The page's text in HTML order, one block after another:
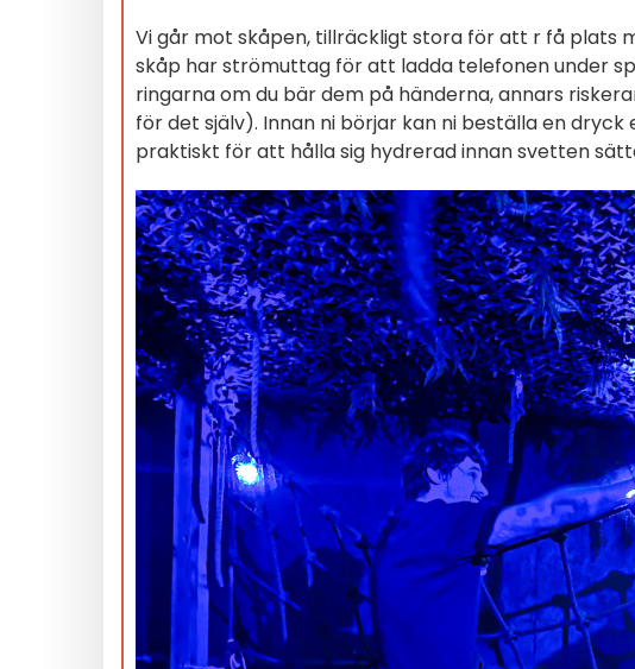
Vi går mot skåpen, tillräckligt stora för att r få plats
skåp har strömuttag för att ladda telefonen under
ringarna om du bär dem på händerna, annars
för det själv). Innan ni börjar kan ni beställa en
praktiskt för att hålla sig hydrerad innan svetten